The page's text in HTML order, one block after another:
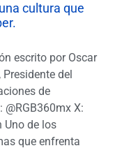
cultura que
escrito por Oscar
del
de
@RGB360mx X:
Uno de los
que enfrenta